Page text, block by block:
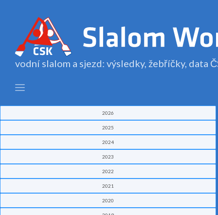
vodní slalom a sjezd: výsledky, žebříčky, data
2026
2025
2024
2023
2022
2021
2020